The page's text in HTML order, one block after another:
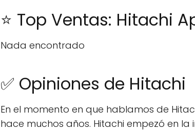
⭐ Top Ventas: Hitachi
Nada encontrado
✅ Opiniones de Hitachi
En el momento en que hablamos de
hace muchos años. Hitachi empezó en